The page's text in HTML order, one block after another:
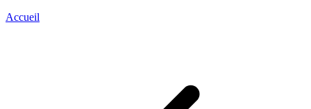
Accueil